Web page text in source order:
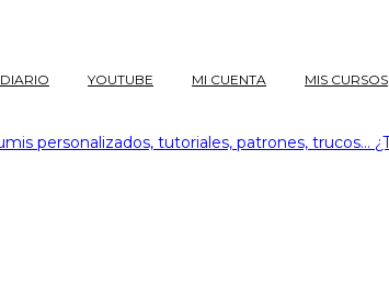
DIARIO YOUTUBE MI CUENTA MIS CURSOS